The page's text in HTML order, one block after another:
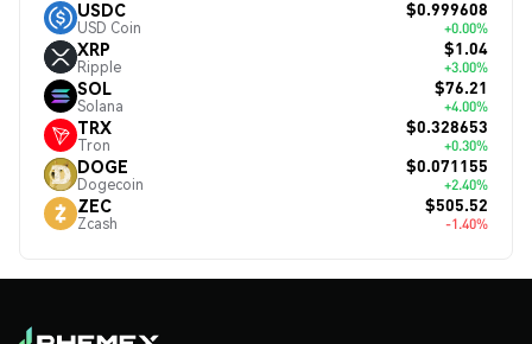
USDC
USD Coin
$0.999608
+0.00%
XRP
Ripple
$1.04
+3.00%
SOL
Solana
$76.21
+4.00%
TRX
Tron
$0.328653
+0.30%
DOGE
Dogecoin
$0.071155
+2.40%
ZEC
Zcash
$505.52
-1.40%